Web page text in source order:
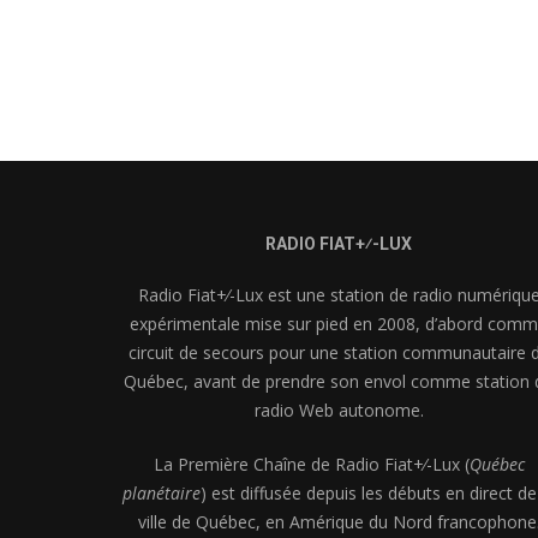
RADIO FIAT+⁄-LUX
Radio Fiat+⁄-Lux est une station de radio numérique
expérimentale mise sur pied en 2008, d’abord
circuit de secours pour une station communautaire
Québec, avant de prendre son envol comme station
radio Web autonome.
La Première Chaîne de Radio Fiat+⁄-Lux (Québec
planétaire) est diffusée depuis les débuts en direct
ville de Québec, en Amérique du Nord francophone.